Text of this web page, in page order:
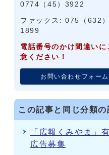
0774（45）3922
ファックス: 075（632）
1899
電話番号のかけ間違いに
意ください！
お問い合わせフォーム
この記事と同じ分類の
「広報くみやま」
広告募集